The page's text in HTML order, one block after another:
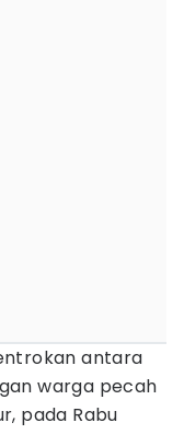
antara
warga pecah
pada Rabu